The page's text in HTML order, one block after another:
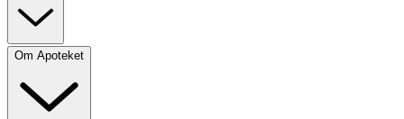
Om Apoteket